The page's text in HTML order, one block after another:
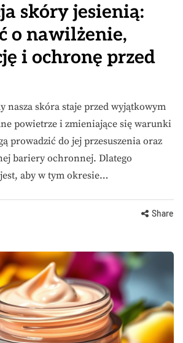
skóry jesienią:
o nawilżenie,
i ochronę przed
nasza skóra staje przed wyjątkowym
powietrze i zmieniające się warunki
prowadzić do jej przesuszenia oraz
bariery ochronnej. Dlatego
aby w tym okresie…
Share